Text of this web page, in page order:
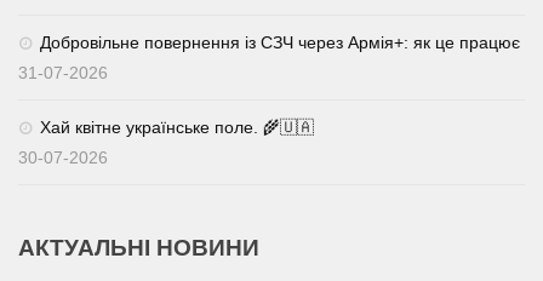
Добровільне повернення із СЗЧ через Армія+: як це працює
31-07-2026
Хай квітне українське поле. 🌾🇺🇦
30-07-2026
АКТУАЛЬНІ НОВИНИ